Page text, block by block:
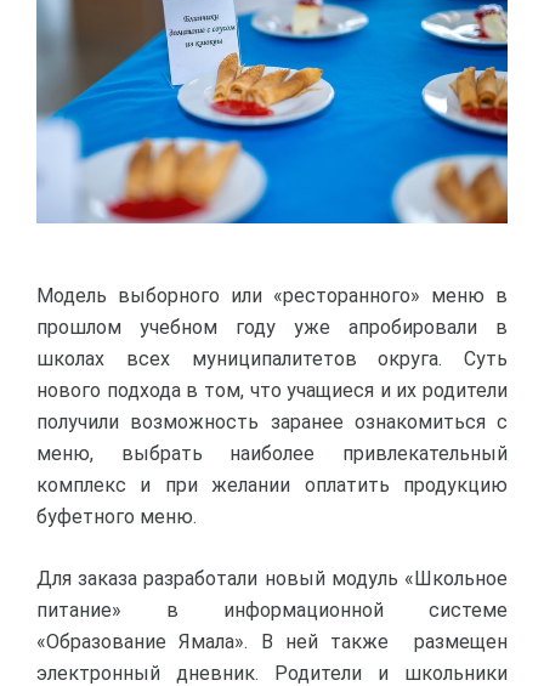
Модель выборного или «ресторанного» меню в
прошлом учебном году уже апробировали в
школах всех муниципалитетов округа. Суть
нового подхода в том, что учащиеся и их родители
получили возможность заранее ознакомиться с
меню, выбрать наиболее привлекательный
комплекс и при желании оплатить продукцию
буфетного меню.
Для заказа разработали новый модуль «Школьное
питание» в информационной системе
«Образование Ямала». В ней также размещен
электронный дневник. Родители и школьники